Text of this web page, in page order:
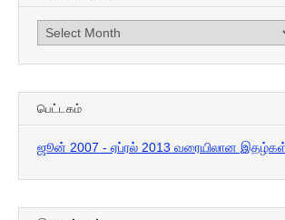
கடந்த
இதழ்கள்
பெட்டகம்
ஜூன் 2007 - ஏப்ரல் 2013 வரையிலான